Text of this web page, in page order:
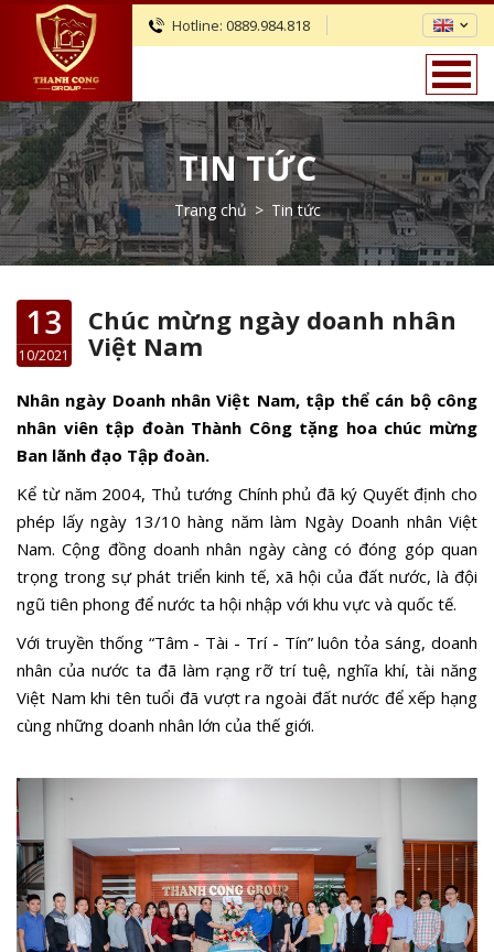
Hotline: 0889.984.818
TIN TỨC
Trang chủ > Tin tức
13
10/2021
Chúc mừng ngày doanh nhân
Việt Nam
Nhân ngày Doanh nhân Việt Nam, tập thể cán bộ công
nhân viên tập đoàn Thành Công tặng hoa chúc mừng
Ban lãnh đạo Tập đoàn.
Kể từ năm 2004, Thủ tướng Chính phủ đã ký Quyết định cho
phép lấy ngày 13/10 hàng năm làm Ngày Doanh nhân Việt
Nam. Cộng đồng doanh nhân ngày càng có đóng góp quan
trọng trong sự phát triển kinh tế, xã hội của đất nước, là đội
ngũ tiên phong để nước ta hội nhập với khu vực và quốc tế.
Với truyền thống “Tâm - Tài - Trí - Tín” luôn tỏa sáng, doanh
nhân của nước ta đã làm rạng rỡ trí tuệ, nghĩa khí, tài năng
Việt Nam khi tên tuổi đã vượt ra ngoài đất nước để xếp hạng
cùng những doanh nhân lớn của thế giới.